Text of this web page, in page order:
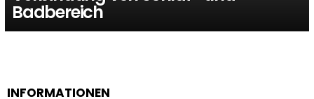
Badbereich
INFORMATIONEN